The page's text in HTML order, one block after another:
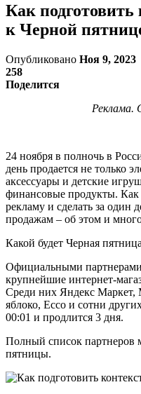
Как
к Черной
Опубликовано Ноя 9, 2023
258
Поделится
Реклама.
24 ноября в полночь в
день продается не только
аксессуары и детские
финансовые продукты. Как
рекламу и сделать за один
продажам – об этом и
Какой будет Черная
Официальными
крупнейшие интернет-
Среди них Яндекс Маркет,
яблоко, Ecco и сотни
00:01 и продлится 3 дня.
Полный список партнеров
пятницы.